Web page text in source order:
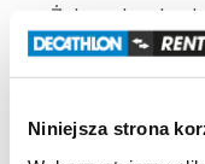
Niniejsza strona
Żelowe bardzo
Rozmiar ramy L